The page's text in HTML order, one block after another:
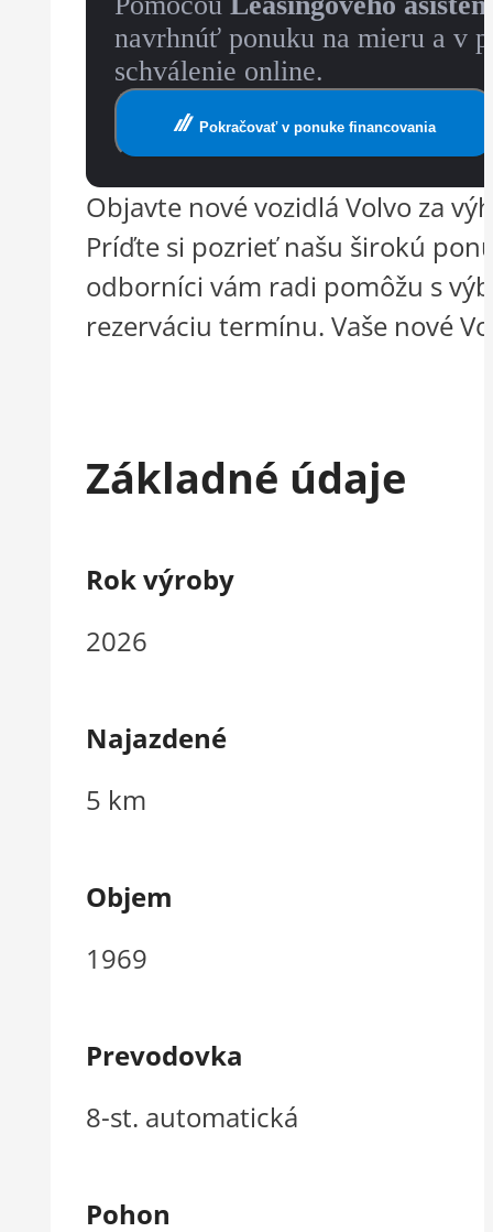
navrhnúť ponuku na mieru a v
schválenie online.
Pokračovať v ponuke financovania
Objavte nové vozidlá Volvo za
Príďte si pozrieť našu širokú
odborníci vám radi pomôžu s
rezerváciu termínu. Vaše nové
Základné údaje
Rok výroby
2026
Najazdené
5 km
Objem
1969
Prevodovka
8-st. automatická
Pohon